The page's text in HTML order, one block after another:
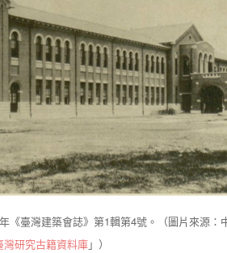
《臺灣建築會誌》第1輯第4號。（圖片來源：
灣研究古籍資料庫」）